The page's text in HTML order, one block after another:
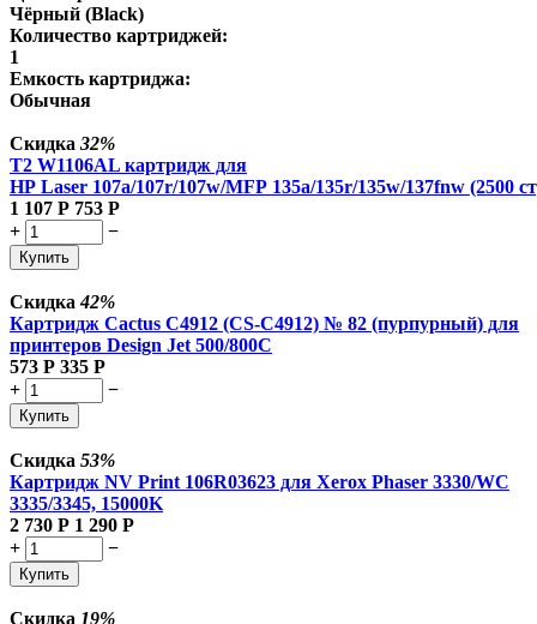
Чёрный (Black)
Количество картриджей:
1
Емкость картриджа:
Обычная
Скидка 32%
T2 W1106AL картридж для
HP Laser 107a/107r/107w/MFP 135a/135r/135w/137fnw (2500
1 107 Р 753 Р
+
−
Купить
Скидка42%
Картридж Cactus C4912 (CS-C4912) № 82 (пурпурный) для
принтеров Design Jet 500/800C
573 Р 335 Р
+
−
Купить
Скидка 53%
Картридж NV Print 106R03623 для Xerox Phaser 3330/WC
3335/3345, 15000K
2 730 Р 1 290 Р
+
−
Купить
Скидка 19%